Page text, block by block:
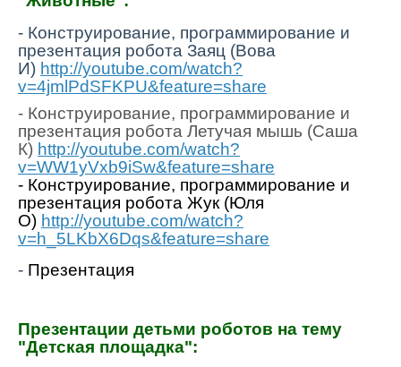
- Конструирование, программирование и
презентация робота Заяц (Вова
И) http://youtube.com/watch?
v=4jmlPdSFKPU&feature=share
- Конструирование, программирование и
презентация робота Летучая мышь (Саша
К) http://youtube.com/watch?
v=WW1yVxb9iSw&feature=share
- Конструирование, программирование и
презентация робота Жук (Юля
О) http://youtube.com/watch?
v=h_5LKbX6Dqs&feature=share
- Презентация
Презентации детьми роботов на тему
"Детская площадка":